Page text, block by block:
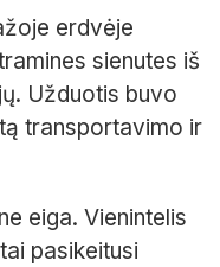
erdvėje
sienutes iš
Užduotis buvo
transportavimo ir
eiga. Vienintelis
pasikeitusi